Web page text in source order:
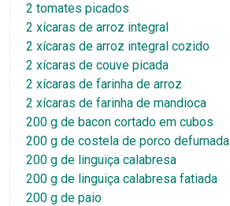
2 tomates picados
2 xícaras de arroz integral
2 xícaras de arroz integral cozido
2 xícaras de couve picada
2 xícaras de farinha de arroz
2 xícaras de farinha de mandioca
200 g de bacon cortado em cubos
200 g de costela de porco defumada
200 g de linguiça calabresa
200 g de linguiça calabresa fatiada
200 g de paio